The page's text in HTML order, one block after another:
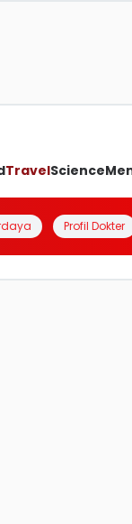
TravelScience
Profil Dokter